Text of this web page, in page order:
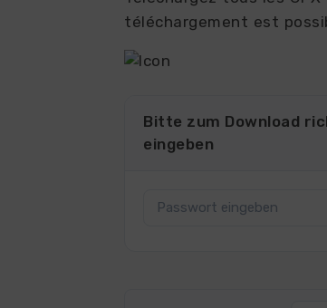
téléchargement est
Bitte zum Download
eingeben